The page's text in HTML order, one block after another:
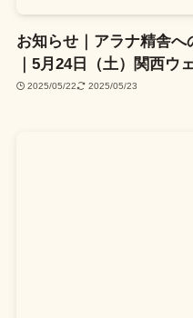
お知らせ｜アラナ精舎
｜5月24日（土）関西ウ
2025/05/22 2025/05/23